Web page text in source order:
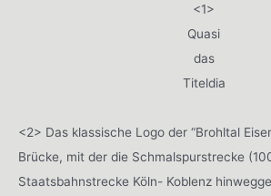
<1>
Quasi
das
Titeldia
<2> Das klassische Logo der “Brohltal
Brücke, mit der die Schmalspurstrecke
Staatsbahnstrecke Köln- Koblenz